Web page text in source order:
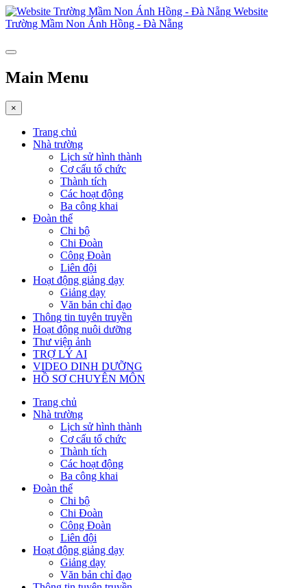
Website
Trường Mầm Non Ánh Hồng - Đà Nẵng
Main Menu
×
Trang chủ
Nhà trường
Lịch sử hình thành
Cơ cấu tổ chức
Thành tích
Các hoạt động
Ba công khai
Đoàn thể
Chi bộ
Chi Đoàn
Công Đoàn
Liên đội
Hoạt động giảng dạy
Giảng dạy
Văn bản chỉ đạo
Thông tin tuyên truyền
Hoạt động nuôi dưỡng
Thư viện ảnh
TRỢ LÝ AI
VIDEO DINH DƯỠNG
HỒ SƠ CHUYÊN MÔN
Trang chủ
Nhà trường
Lịch sử hình thành
Cơ cấu tổ chức
Thành tích
Các hoạt động
Ba công khai
Đoàn thể
Chi bộ
Chi Đoàn
Công Đoàn
Liên đội
Hoạt động giảng dạy
Giảng dạy
Văn bản chỉ đạo